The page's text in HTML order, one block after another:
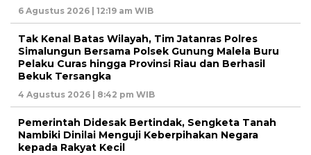
6 Agustus 2026 | 12:19 am WIB
Tak Kenal Batas Wilayah, Tim Jatanras Polres
Simalungun Bersama Polsek Gunung Malela Buru
Pelaku Curas hingga Provinsi Riau dan Berhasil
Bekuk Tersangka
4 Agustus 2026 | 8:42 pm WIB
Pemerintah Didesak Bertindak, Sengketa Tanah
Nambiki Dinilai Menguji Keberpihakan Negara
kepada Rakyat Kecil